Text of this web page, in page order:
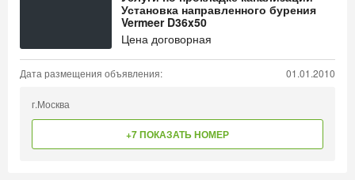
Установка направленного бурения
Vermeer D36x50
Цена договорная
Дата размещения объявления: 01.01.2010
г.Москва
+7 ПОКАЗАТЬ НОМЕР